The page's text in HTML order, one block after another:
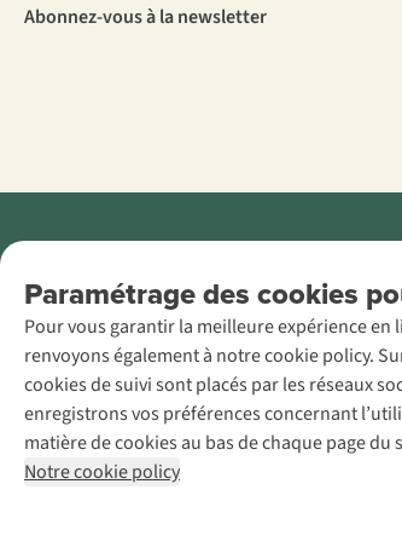
Paramétrage des cookies
Pour vous garantir la meilleure expérience
renvoyons également à notre cookie policy.
cookies de suivi sont placés par les réseaux
enregistrons vos préférences concernant
matière de cookies au bas de chaque page du
Notre cookie policy
Abonnez-vous à la newsletter
AS Adventure
France SAS,
Rue du Vieux
Faubourg 14, F-
59000 Lille
+32 (0)3 828
30 15